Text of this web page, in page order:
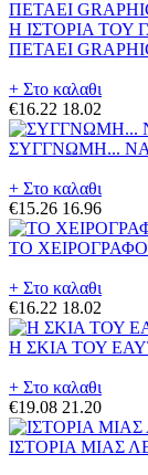
Η ΙΣΤΟΡΙΑ ΤΟΥ
ΠΕΤΑΕΙ
+ Στο καλαθι
€16.22 18.02
ΣΥΓΓΝΩΜΗ...
+ Στο καλαθι
€15.26 16.96
ΤΟ
+ Στο καλαθι
€16.22 18.02
Η ΣΚΙΑ ΤΟΥ
+ Στο καλαθι
€19.08 21.20
ΙΣΤΟΡΙΑ ΜΙΑΣ